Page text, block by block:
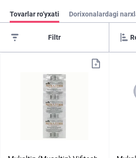
Tovarlar ro‘yxati Dorixonalardagi
Filtr